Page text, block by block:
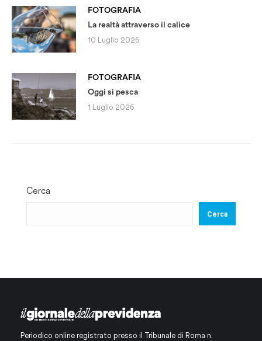
FOTOGRAFIA
La realtà attraverso il calice
10 Luglio 2026
FOTOGRAFIA
Oggi si pesca
1 Luglio 2026
Cerca
Cerca
Periodico online registrato presso il Tribunale di Roma n.